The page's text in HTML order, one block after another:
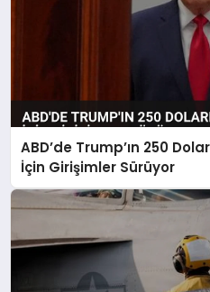
ABD’de Trump’ın 250
İçin Girişimler Sürüyor